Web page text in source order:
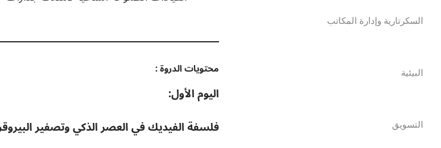
السكرتارية وإدارة المكاتب
البيئية
التسويق
محتويات الدروة :
اليوم الأول:
فلسفة الفيديك في العصر الذكي وتصفير